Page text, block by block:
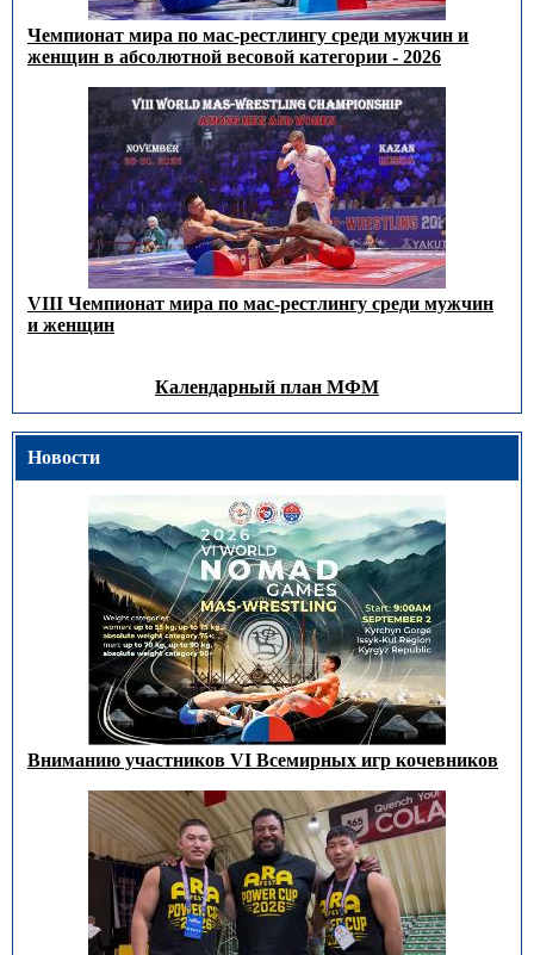
Чемпионат мира по мас-рестлингу среди мужчин и
женщин в абсолютной весовой категории - 2026
VIII Чемпионат мира по мас-рестлингу среди мужчин
и женщин
Календарный план МФМ
Новости
Вниманию участников VI Всемирных игр кочевников